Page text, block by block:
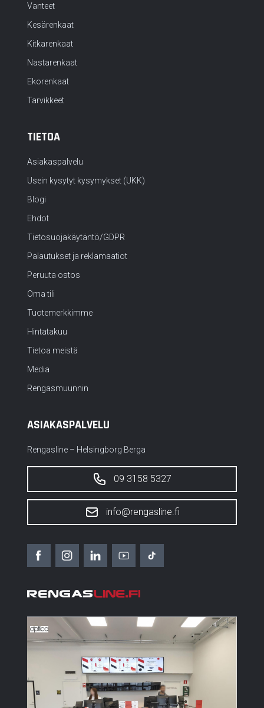
Vanteet
Kesärenkaat
Kitkarenkaat
Nastarenkaat
Ekorenkaat
Tarvikkeet
TIETOA
Asiakaspalvelu
Usein kysytyt kysymykset (UKK)
Blogi
Ehdot
Tietosuojakäytäntö/GDPR
Palautukset ja reklamaatiot
Peruuta ostos
Oma tili
Tuotemerkkimme
Hintatakuu
Tietoa meistä
Media
Rengasmuunnin
ASIAKASPALVELU
Rengasline – Helsingborg Berga
09 3158 5327
info@rengasline.fi